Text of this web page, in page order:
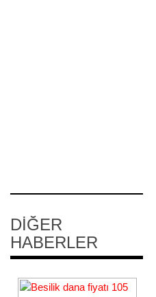
DIĞER
HABERLER